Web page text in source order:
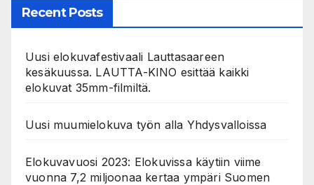
Recent Posts
Uusi elokuvafestivaali Lauttasaareen
kesäkuussa. LAUTTA-KINO esittää kaikki
elokuvat 35mm-filmiltä.
Uusi muumielokuva työn alla Yhdysvalloissa
Elokuvavuosi 2023: Elokuvissa käytiin viime
vuonna 7,2 miljoonaa kertaa ympäri Suomen